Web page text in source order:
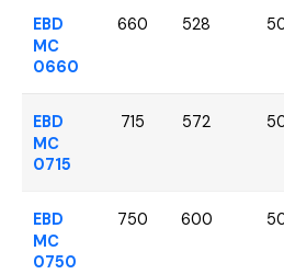
EBD
MC
0660
660 528
EBD
MC
0715
715 572
EBD
MC
0750
750 600